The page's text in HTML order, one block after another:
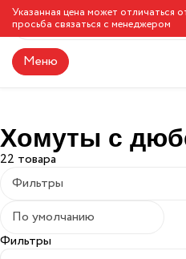
Указанная цена может отличаться
просьба связаться с менеджером
Меню
Хомуты с
22 товара
Фильтры
По умолчанию
Фильтры